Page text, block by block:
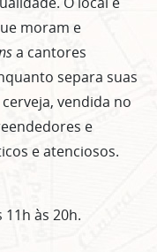
moram e
a cantores
separa suas
vendida no
e
e atenciosos.
às 20h.